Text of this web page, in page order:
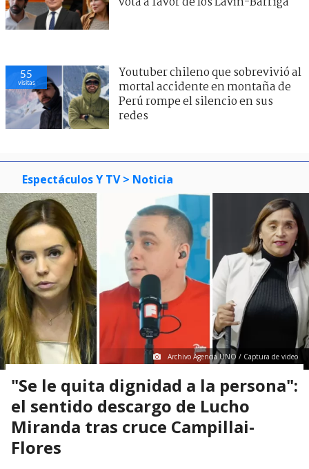
55
visitas
Youtuber chileno que sobrevivió al
mortal accidente en montaña de
Perú rompe el silencio en sus
redes
Espectáculos Y TV > Noticia
Archivo Agencia UNO / Captura de video
"Se le quita dignidad a la persona":
el sentido descargo de Lucho
Miranda tras cruce Campillai-
Flores